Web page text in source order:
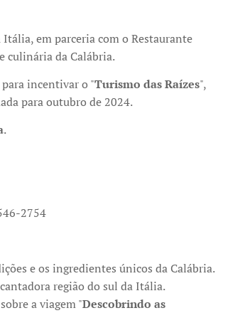
em parceria com o Restaurante
culinária da Calábria.
para incentivar o "Turismo das Raízes",
para outubro de 2024.
.
2754
e os ingredientes únicos da Calábria.
região do sul da Itália.
a viagem "Descobrindo as